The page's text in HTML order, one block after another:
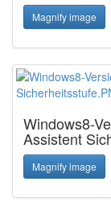
Magnify image
Windows8-
Assistent
Magnify image